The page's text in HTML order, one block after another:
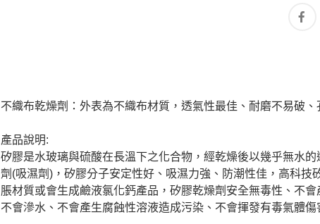
不織布乾燥劑：外表為不織布材質，透氣性最佳、耐磨不易破
產品說明:
矽膠是水玻璃與硫酸在長溫下之化合物，經乾燥後以幾乎無水
劑(吸濕劑)，矽膠分子安定性好、吸濕力強、防潮性佳，高科技
脹材質或會生成鹼液氯化鈣產品，矽膠乾燥劑安全無毒性、不
不會滲水、不會產生腐蝕性溶液造成污染、不會揮發有毒氣體傷